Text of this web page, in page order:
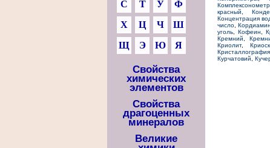
С
Т У
Ф
Х
Ц Ч
Ш
Щ
Э Ю Я
Свойства
химических
элементов
Свойства
драгоценных
минералов
Великие
красный
Концентрация
число Кордиамин
уголь
Кофеин
Кремний ,
Криолит,
Кристаллография
Курчатовий